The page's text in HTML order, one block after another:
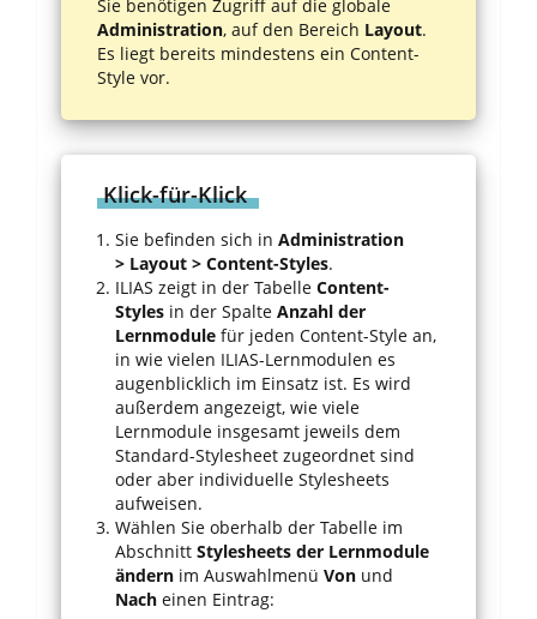
Sie benötigen Zugriff auf die globale
Administration, auf den Bereich Layout.
Es liegt bereits mindestens ein Content-
Style vor.
Klick-für-Klick
Sie befinden sich in Administration
> Layout > Content-Styles.
ILIAS zeigt in der Tabelle Content-
Styles in der Spalte Anzahl der
Lernmodule für jeden Content-Style an,
in wie vielen ILIAS-Lernmodulen es
augenblicklich im Einsatz ist. Es wird
außerdem angezeigt, wie viele
Lernmodule insgesamt jeweils dem
Standard-Stylesheet zugeordnet sind
oder aber individuelle Stylesheets
aufweisen.
Wählen Sie oberhalb der Tabelle im
Abschnitt Stylesheets der Lernmodule
ändern im Auswahlmenü Von und
Nach einen Eintrag: